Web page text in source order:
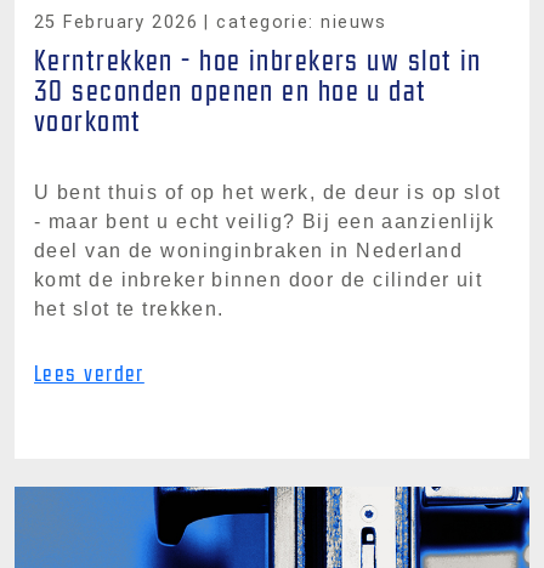
25 February 2026 | categorie: nieuws
Kerntrekken - hoe inbrekers uw slot in
30 seconden openen en hoe u dat
voorkomt
U bent thuis of op het werk, de deur is op slot
- maar bent u echt veilig? Bij een aanzienlijk
deel van de woninginbraken in Nederland
komt de inbreker binnen door de cilinder uit
het slot te trekken.
Lees verder